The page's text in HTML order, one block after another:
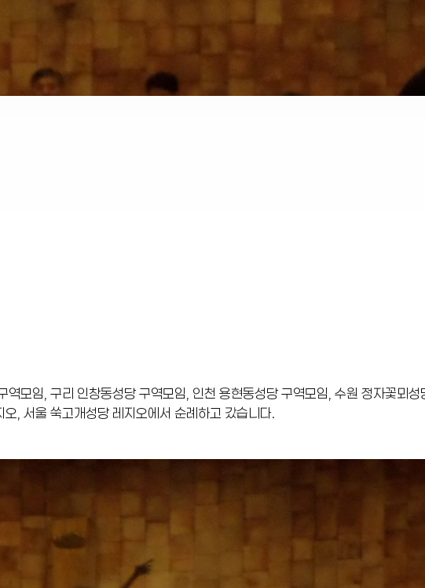
모임, 구리 인창동성당 구역모임, 인천 용현동성당 구역모임, 수원 정자꽃뫼성
, 서울 쑥고개성당 레지오에서 순례하고 갔습니다.